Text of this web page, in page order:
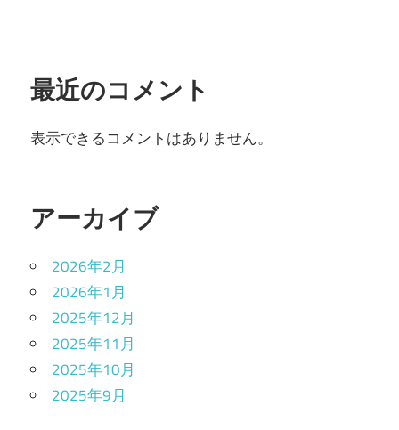
最近のコメント
表示できるコメントはありません。
アーカイブ
2026年2月
2026年1月
2025年12月
2025年11月
2025年10月
2025年9月